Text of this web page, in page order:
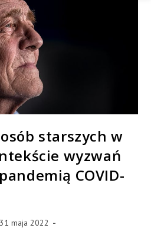
starszych w
wyzwań
COVID-
31 maja 2022